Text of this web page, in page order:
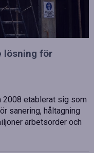
lösning för
2008 etablerat sig som
sanering, håltagning
arbetsorder och